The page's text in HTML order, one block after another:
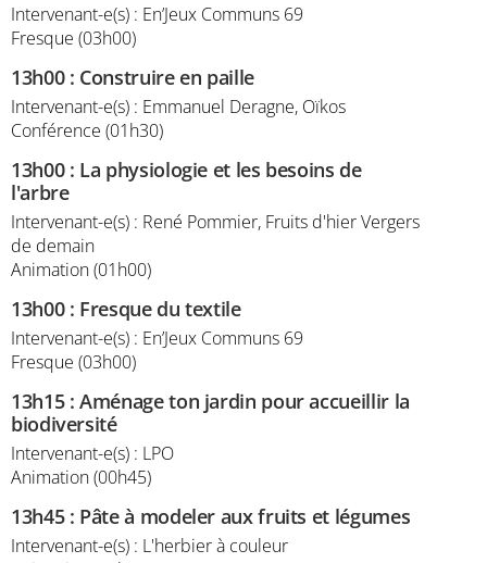
Intervenant-e(s) : En’Jeux Communs 69
Fresque (03h00)
13h00: Construire en paille
Intervenant-e(s) : Emmanuel Deragne, Oïkos
Conférence (01h30)
13h00: La physiologie et les besoins de
l'arbre
Intervenant-e(s) : René Pommier, Fruits d'hier Vergers
de demain
Animation (01h00)
13h00: Fresque du textile
Intervenant-e(s) : En’Jeux Communs 69
Fresque (03h00)
13h15:Aménage ton jardin pour accueillir la
biodiversité
Intervenant-e(s) : LPO
Animation (00h45)
13h45: Pâte à modeler aux fruits et légumes
Intervenant-e(s) : L'herbier à couleur